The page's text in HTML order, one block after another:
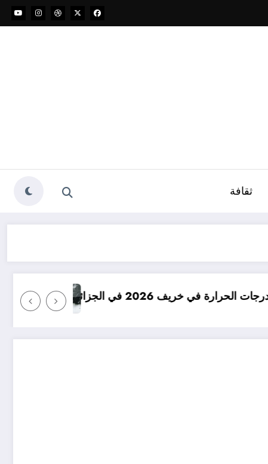
ثقافة
امطار بكميات كبيرة جدا متوقعة في